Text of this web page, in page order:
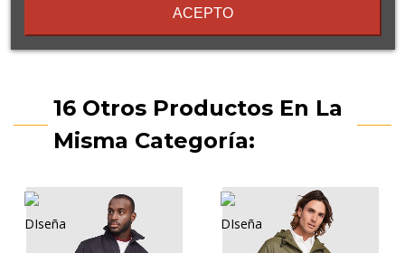
16 Otros Productos En La
Misma Categoría:
ACEPTO